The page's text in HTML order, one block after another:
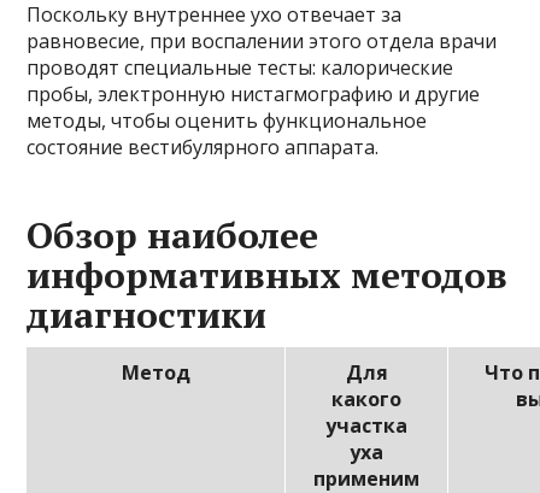
Поскольку внутреннее ухо отвечает за
равновесие, при воспалении этого отдела врачи
проводят специальные тесты: калорические
пробы, электронную нистагмографию и другие
методы, чтобы оценить функциональное
состояние вестибулярного аппарата.
Обзор наиболее
информативных методов
диагностики
Метод
Для
какого
участка
уха
применим
Что